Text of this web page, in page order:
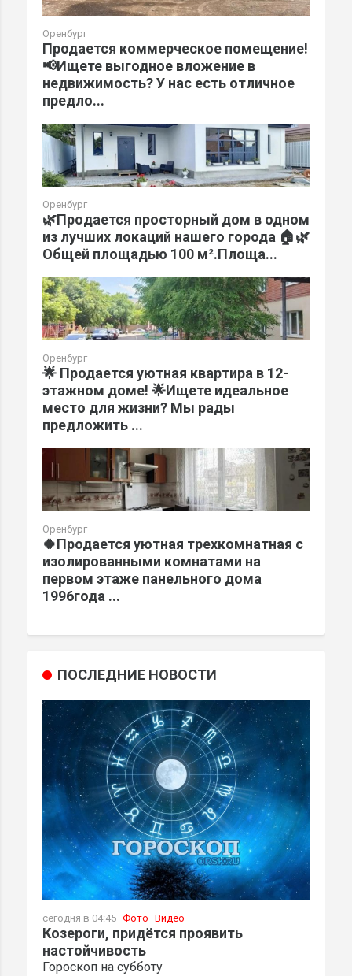
Оренбург
Продается коммерческое помещение!
📢Ищете выгодное вложение в
недвижимость? У нас есть отличное
предло...
Оренбург
🌿Пpoдaется прocторный дом в одном
из лучших локаций нашего города 🏠🌿
Общeй площaдью 100 м².Площа...
Оренбург
🌟 Продается уютная квартира в 12-
этажном доме! 🌟Ищете идеальное
место для жизни? Мы рады
предложить ...
Оренбург
🍀Продается уютная трехкомнатная с
изолированными комнатами на
первом этаже панельного дома
1996года ...
ПОСЛЕДНИЕ НОВОСТИ
сегодня в 04:45 Фото Видео
Козероги, придётся проявить
настойчивость
Гороскоп на субботу